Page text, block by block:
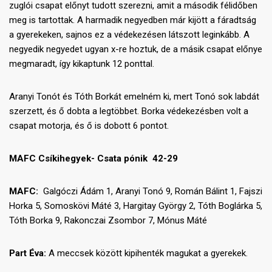
zuglói csapat előnyt tudott szerezni, amit a második félidőben
meg is tartottak. A harmadik negyedben már kijött a fáradtság
a gyerekeken, sajnos ez a védekezésen látszott leginkább. A
negyedik negyedet ugyan x-re hoztuk, de a másik csapat előnye
megmaradt, így kikaptunk 12 ponttal.
Aranyi Tonót és Tóth Borkát emelném ki, mert Tonó sok labdát
szerzett, és ő dobta a legtöbbet. Borka védekezésben volt a
csapat motorja, és ő is dobott 6 pontot.
MAFC Csíkihegyek- Csata pónik 42-29
MAFC: Galgóczi Ádám 1, Aranyi Tonó 9, Román Bálint 1, Fajszi
Horka 5, Somoskövi Máté 3, Hargitay György 2, Tóth Boglárka 5,
Tóth Borka 9, Rakonczai Zsombor 7, Mónus Máté
Part Éva: A meccsek között kipihenték magukat a gyerekek.